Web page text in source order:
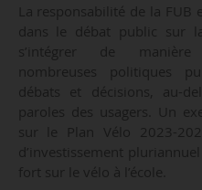
La responsabilité de la
dans le débat public sur
s’intégrer de
nombreuses politiques
débats et décisions, au-
paroles des usagers. Un
sur le Plan Vélo 2023-
d’investissement
fort sur le vélo à l’école.